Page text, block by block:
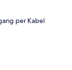
per Kabel